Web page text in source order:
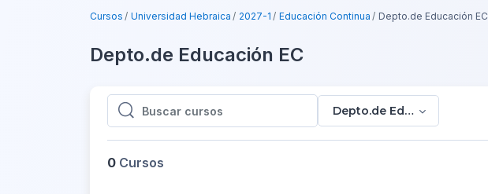
Cursos Universidad Hebraica 2027-1 Educación Continua Depto.de Educación EC
Depto.de Educación EC
Buscar cursos
Buscar cursos
Depto.de Educación EC
0 Cursos